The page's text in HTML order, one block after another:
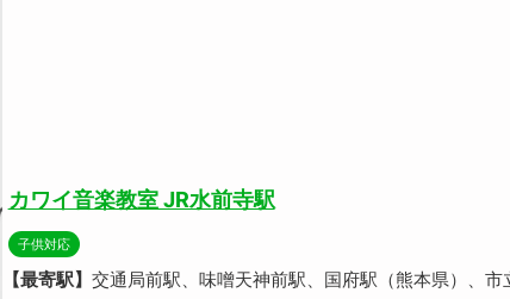
カワイ音楽教室 JR水前寺駅
子供対応
【最寄駅】 交通局前駅、味噌天神前駅、国府駅（熊本県）、